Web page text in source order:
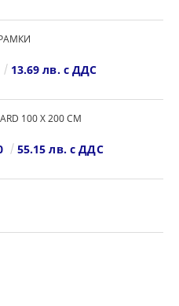
13.69 лв. с ДДС
100 Х 200 СМ
55.15 лв. с ДДС